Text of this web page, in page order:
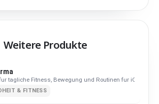
Weitere Produkte
tagliche Fitness, Bewegung und Routinen fur iOS und
& FITNESS